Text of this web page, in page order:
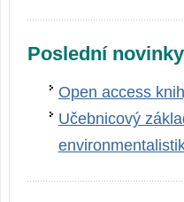
Poslední novinky
Open access
Učebnicový